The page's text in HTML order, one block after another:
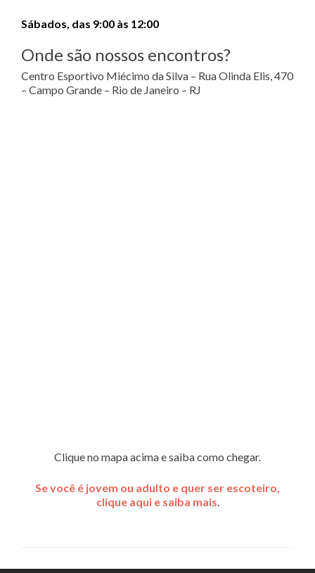
Sábados, das 9:00 às 12:00
Onde são nossos encontros?
Centro Esportivo Miécimo da Silva – Rua Olinda Elis, 470
– Campo Grande – Rio de Janeiro – RJ
Clique no mapa acima e saiba como chegar.
Se você é jovem ou adulto e quer ser escoteiro,
clique aqui e saiba mais.